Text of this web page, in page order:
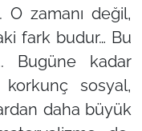
zamanı değil,
fark budur… Bu
Bugüne kadar
korkunç sosyal,
daha büyük